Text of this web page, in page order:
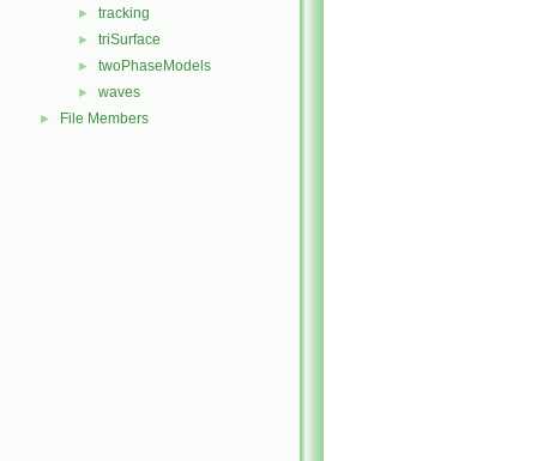
► tracking
► triSurface
► twoPhaseModels
► waves
► File Members